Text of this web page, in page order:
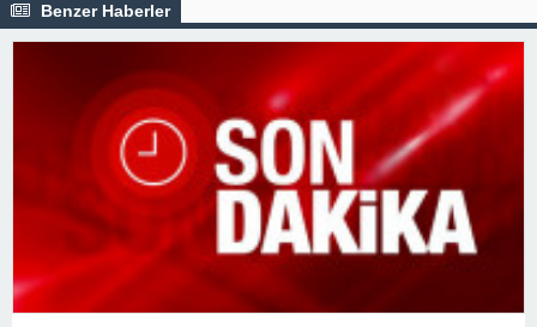
Benzer Haberler